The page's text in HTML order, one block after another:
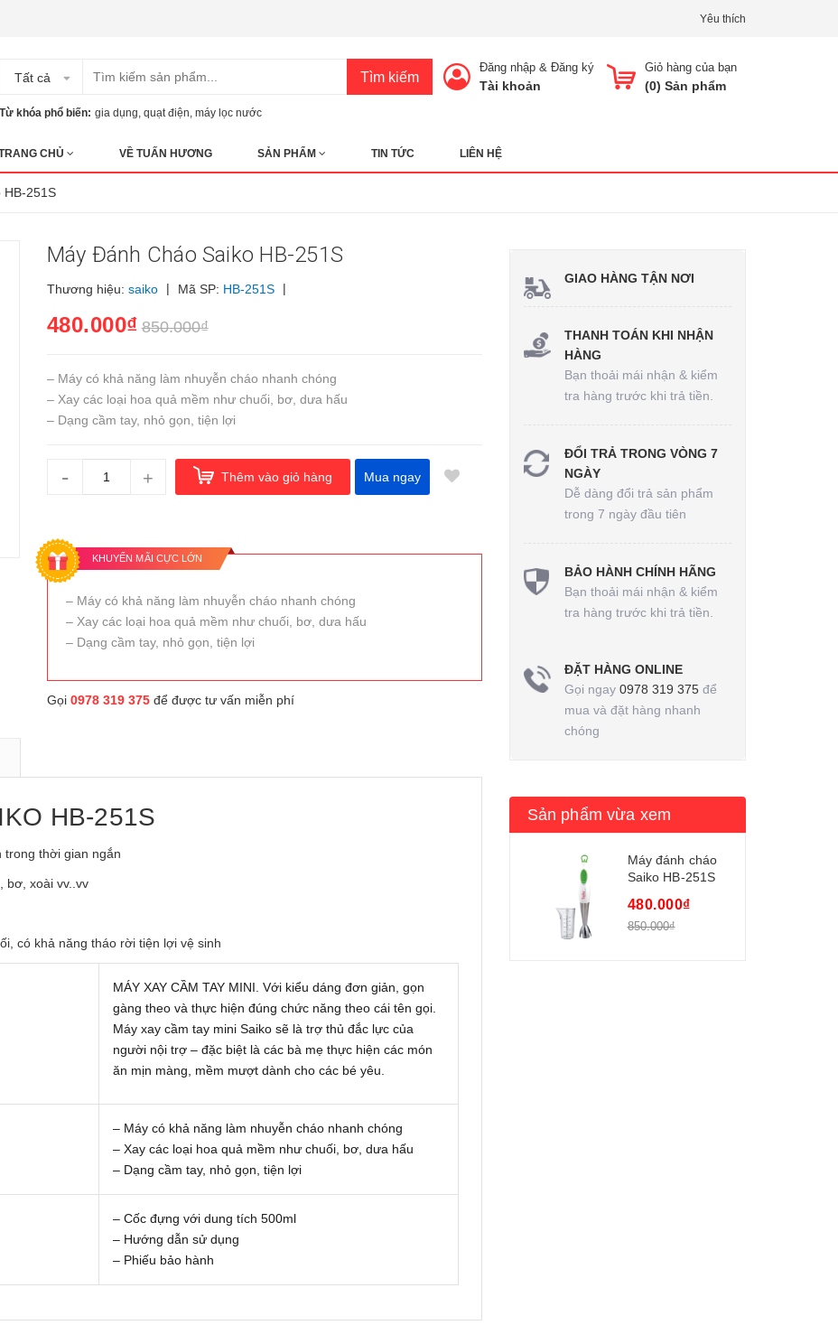
Yêu thích
Tất cả Tìm kiếm
Từ khóa phổ biến: gia dụng, quạt điện, máy lọc nước
Giỏ hàng của bạn
(0) Sản phẩm
Đăng nhập & Đăng ký
Tài khoản
CHỦ VỀ TUẤN HƯƠNG SẢN PHẨM TIN TỨC LIÊN HỆ
HB-251S
Máy Đánh Cháo Saiko HB-251S
Thương hiệu: saiko | Mã SP: HB-251S |
480.000₫ 850.000₫
– Máy có khả năng làm nhuyễn cháo nhanh chóng
– Xay các loại hoa quả mềm như chuối, bơ, dưa hấu
– Dạng cầm tay, nhỏ gọn, tiện lợi
- + Thêm vào giỏ hàng Mua ngay
KHUYẾN MÃI CỰC LỚN
– Máy có khả năng làm nhuyễn cháo nhanh chóng
– Xay các loại hoa quả mềm như chuối, bơ, dưa hấu
– Dạng cầm tay, nhỏ gọn, tiện lợi
Gọi 0978 319 375để được tư vấn miễn phí
HB-251S
trong thời gian ngắn
bơ, xoài vv..vv
có khả năng tháo rời tiện lợi vệ sinh
MÁY XAY CẦM TAY MINI. Với kiểu dáng đơn giản, gọn
gàng theo và thực hiện đúng chức năng theo cái tên gọi.
Máy xay cầm tay mini Saiko sẽ là trợ thủ đắc lực của
người nội trợ – đặc biệt là các bà mẹ thực hiện các món
ăn mịn màng, mềm mượt dành cho các bé yêu.
– Máy có khả năng làm nhuyễn cháo nhanh chóng
– Xay các loại hoa quả mềm như chuối, bơ, dưa hấu
– Dạng cầm tay, nhỏ gọn, tiện lợi
– Cốc đựng với dung tích 500ml
– Hướng dẫn sử dụng
– Phiếu bảo hành
GIAO HÀNG TẬN NƠI
THANH TOÁN KHI NHẬN
HÀNG
Bạn thoải mái nhận & kiểm
tra hàng trước khi trả tiền.
ĐỔI TRẢ TRONG VÒNG 7
NGÀY
Dễ dàng đổi trả sản phẩm
trong 7 ngày đầu tiên
BẢO HÀNH CHÍNH HÃNG
Bạn thoải mái nhận & kiểm
tra hàng trước khi trả tiền.
ĐẶT HÀNG ONLINE
Gọi ngay 0978 319 375để
mua và đặt hàng nhanh
chóng
Sản phẩm vừa xem
Máy đánh cháo
Saiko HB-251S
480.000₫
850.000₫